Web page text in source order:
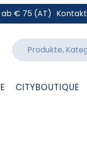
ab € 75 (AT) Kontakt
CITYBOUTIQUE